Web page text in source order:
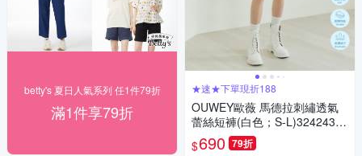
betty's 夏日人氣系列 任1件79折
滿1件享79折
★速★下單現折188
OUWEY歐薇 馬德拉刺繡透氣
蕾絲短褲(白色；S-L)32424360
04
$690 79折